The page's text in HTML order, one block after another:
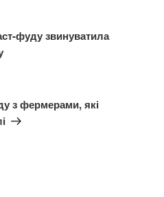
фуду звинуватила
з фермерами, які